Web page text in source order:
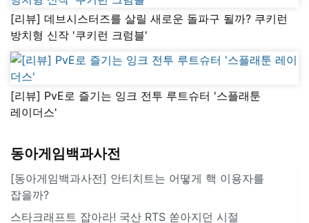
[리뷰] 데브시스터즈를 살릴 새로운 돌파구 될까? 쿠키런
방치형 신작 '쿠키런 크럼블'
[리뷰] PvE로 즐기는 잉크 전투 루트슈터 '스플래툰
레이더스'
동아게임백과사전
[동아게임백과사전] 안티치트는 어떻게 핵 이용자를
잡을까?
스타크래프트 잡아라! 국산 RTS 쏟아지던 시절